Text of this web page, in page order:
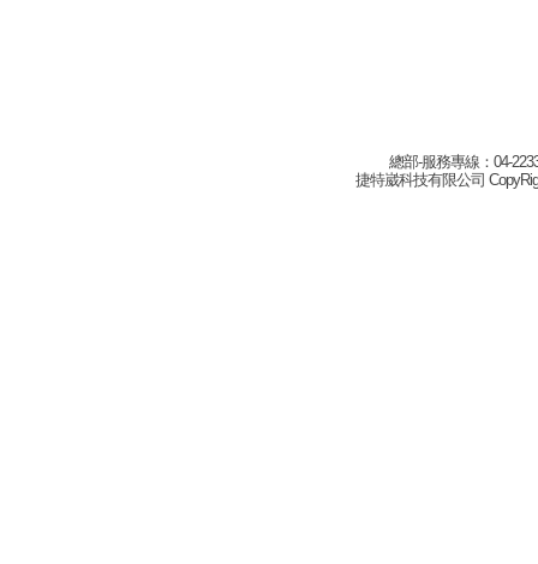
總部-服務專線：04-
捷特崴科技有限公司